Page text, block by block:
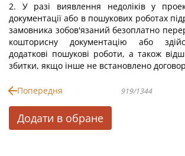
2. У разі виявлення недоліків у
документації або в пошукових роботах
замовника зобов'язаний безоплатно
кошторисну документацію або
додаткові пошукові роботи, а також
збитки, якщо інше не встановлено
Попередня 919/1344
Додати в обране